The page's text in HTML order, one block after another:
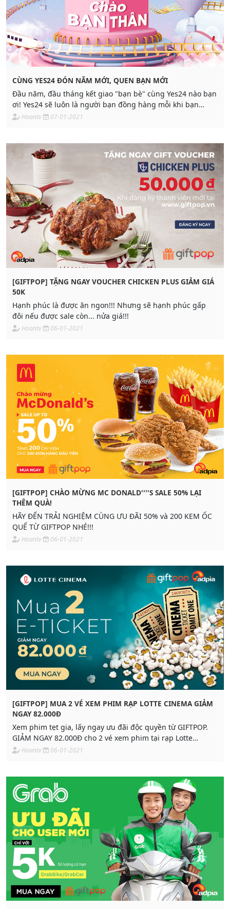
CÙNG YES24 ĐÓN NĂM MỚI, QUEN BẠN MỚI
Đầu năm, đầu tháng kết giao "bạn bè" cùng Yes24 nào bạn
ơi! Yes24 sẽ luôn là người bạn đồng hàng mỗi khi bạn
muốn mua sắm online đấy. Deal bao la, giá rẻ không
Hoantv 07-01-2021
[GIFTPOP] TẶNG NGAY VOUCHER CHICKEN PLUS GIẢM GIÁ
50K
Hạnh phúc là được ăn ngon!!! Nhưng sẽ hạnh phúc gấp
đôi nếu được sale còn... nửa giá!!!
Hoantv 06-01-2021
[GIFTPOP] CHÀO MỪNG MC DONALD''''S SALE 50% LẠI
THÊM QUÀ!
HÃY ĐẾN TRẢI NGHIỆM CÙNG ƯU ĐÃI 50% và 200 KEM ỐC
QUẾ TỪ GIFTPOP NHÉ!!!
Hoantv 06-01-2021
[GIFTPOP] MUA 2 VÉ XEM PHIM RẠP LOTTE CINEMA GIẢM
NGAY 82.000Đ
Xem phim tẹt gia, lấy ngay ưu đãi độc quyền từ GIFTPOP.
GIẢM NGAY 82.000Đ cho 2 vé xem phim tại rạp Lotte
Cinema!!!!
Hoantv 06-01-2021